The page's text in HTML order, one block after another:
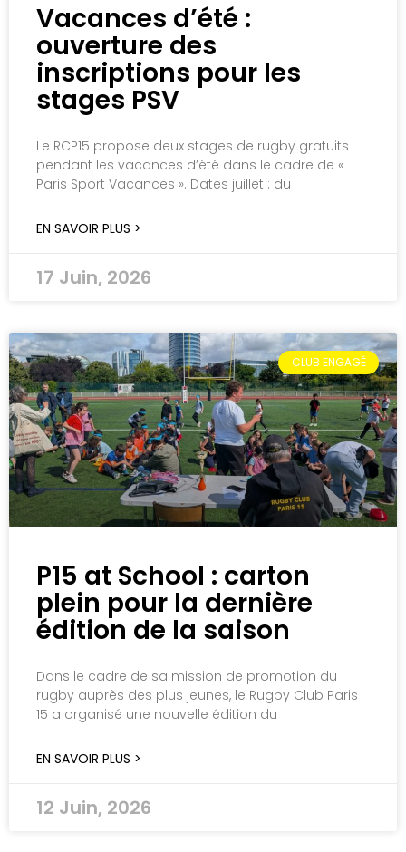
Vacances d’été :
ouverture des
inscriptions pour les
stages PSV
Le RCP15 propose deux stages de rugby gratuits
pendant les vacances d’été dans le cadre de «
Paris Sport Vacances ». Dates juillet : du
EN SAVOIR PLUS >
17 Juin, 2026
CLUB ENGAGÉ
P15 at School : carton
plein pour la dernière
édition de la saison
Dans le cadre de sa mission de promotion du
rugby auprès des plus jeunes, le Rugby Club Paris
15 a organisé une nouvelle édition du
EN SAVOIR PLUS >
12 Juin, 2026